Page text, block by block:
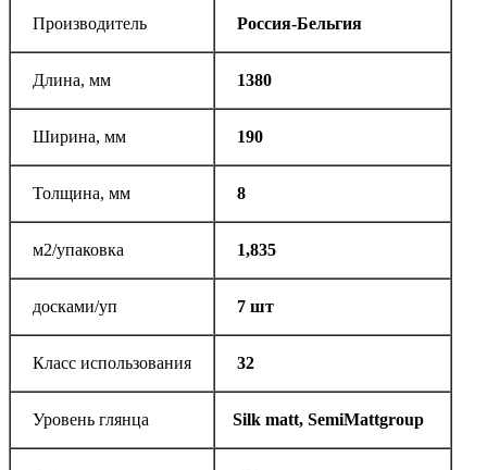
Производитель Россия-Бельгия
Длина, мм 1380
Ширина, мм 190
Толщина, мм 8
м2/упаковка 1,835
досками/уп 7 шт
Класс использования 32
Уровень глянца Silk matt, SemiMattgroup